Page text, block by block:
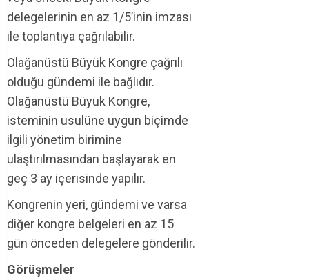
delegelerinin en az 1/5’inin imzası
ile toplantıya çağrılabilir.
Olağanüstü Büyük Kongre çağrılı
olduğu gündemi ile bağlıdır.
Olağanüstü Büyük Kongre,
isteminin usulüne uygun biçimde
ilgili yönetim birimine
ulaştırılmasından başlayarak en
geç 3 ay içerisinde yapılır.
Kongrenin yeri, gündemi ve varsa
diğer kongre belgeleri en az 15
gün önceden delegelere gönderilir.
Görüşmeler